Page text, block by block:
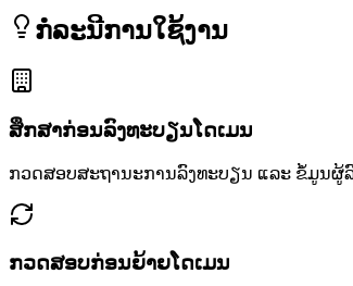
ກໍລະນີການໃຊ້ງານ
ສຶກສາກ່ອນລົງທະບຽນໂດເມນ
ກວດສອບສະຖານະການລົງທະບຽນ ແລະ ຂໍ້ມູນຜູ້
ກວດສອບກ່ອນຍ້າຍໂດເມນ